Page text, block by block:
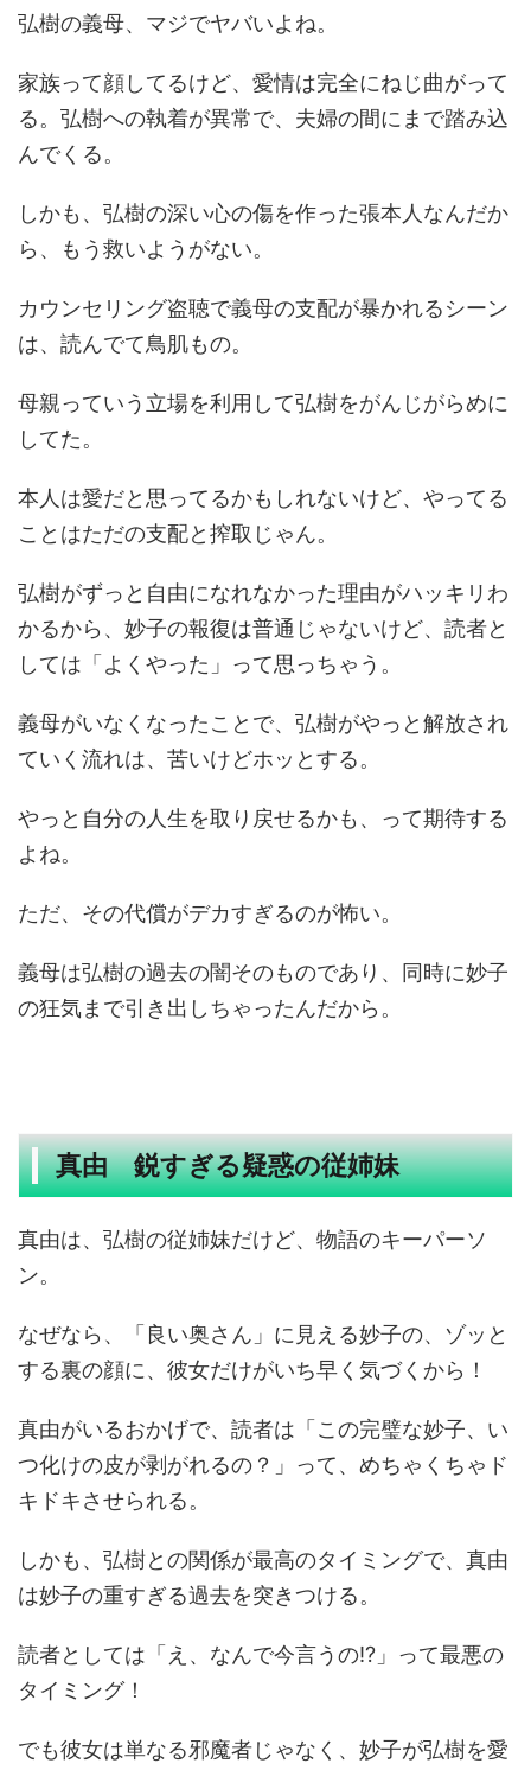
弘樹の義母、マジでヤバいよね。
家族って顔してるけど、愛情は完全にねじ曲がって
る。弘樹への執着が異常で、夫婦の間にまで踏み込
んでくる。
しかも、弘樹の深い心の傷を作った張本人なんだか
ら、もう救いようがない。
カウンセリング盗聴で義母の支配が暴かれるシーン
は、読んでて鳥肌もの。
母親っていう立場を利用して弘樹をがんじがらめに
してた。
本人は愛だと思ってるかもしれないけど、やってる
ことはただの支配と搾取じゃん。
弘樹がずっと自由になれなかった理由がハッキリわ
かるから、妙子の報復は普通じゃないけど、読者と
しては「よくやった」って思っちゃう。
義母がいなくなったことで、弘樹がやっと解放され
ていく流れは、苦いけどホッとする。
やっと自分の人生を取り戻せるかも、って期待する
よね。
ただ、その代償がデカすぎるのが怖い。
義母は弘樹の過去の闇そのものであり、同時に妙子
の狂気まで引き出しちゃったんだから。
真由 鋭すぎる疑惑の従姉妹
真由は、弘樹の従姉妹だけど、物語のキーパーソ
ン。
なぜなら、「良い奥さん」に見える妙子の、ゾッと
する裏の顔に、彼女だけがいち早く気づくから！
真由がいるおかげで、読者は「この完璧な妙子、い
つ化けの皮が剥がれるの？」って、めちゃくちゃド
キドキさせられる。
しかも、弘樹との関係が最高のタイミングで、真由
は妙子の重すぎる過去を突きつける。
読者としては「え、なんで今言うの!?」って最悪の
タイミング！
でも彼女は単なる邪魔者じゃなく、妙子が弘樹を愛